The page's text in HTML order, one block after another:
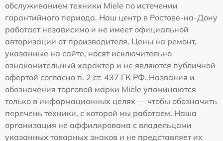
обслуживанием техники Miele по истечении
гарантийного периода. Наш центр в Ростове-на-Дону
работает независимо и не имеет официальной
авторизации от производителя. Цены на ремонт,
указанные на сайте, носят исключительно
ознакомительный характер и не являются публичной
офертой согласно п. 2 ст. 437 ГК РФ. Названия и
обозначения торговой марки Miele упоминаются
только в информационных целях — чтобы обозначить
перечень техники, с которой мы работаем. Наша
организация не аффилирована с владельцами
указанных товарных знаков и не представляет их